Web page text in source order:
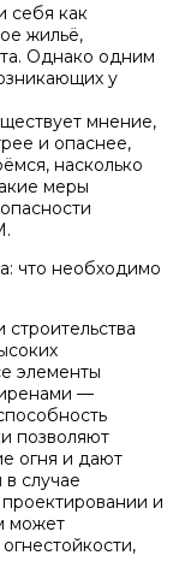
себя как
жильё,
Однако одним
у
мнение,
и опаснее,
насколько
меры
элементы
—
позволяют
огня и дают
случае
и
может